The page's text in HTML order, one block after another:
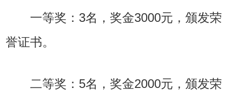
一等奖：3名，奖金3000元，颁发荣
誉证书。
二等奖：5名，奖金2000元，颁发荣